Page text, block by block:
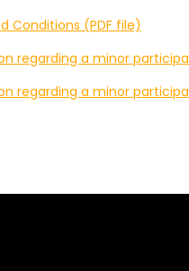
Conditions (PDF file)
regarding a minor
regarding a minor